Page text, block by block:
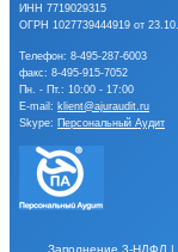
ИНН 7719029315
ОГРН 1027739444919 от
Телефон: 8-495-287-6003
факс: 8-495-915-7052
Пн. - Пт.: 10:00 - 17:00
E-mail: klient@ajuraudit.ru
Skype: Персональный Аудит
Заполнение 3-НДФЛ |